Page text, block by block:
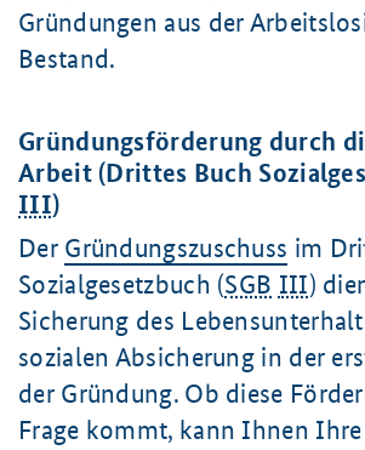
Gründungen aus der
Bestand.
Gründungsförderung durch
Arbeit (Drittes Buch
III)
Der Gründungszuschuss im
Sozialgesetzbuch (SGB III)
Sicherung des
sozialen Absicherung in der
der Gründung. Ob diese
Frage kommt, kann Ihnen Ihre